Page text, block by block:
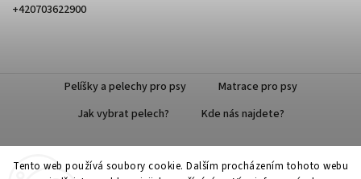
Tento web používá soubory cookie. Dalším procházením tohoto webu
+420703622900
Pelíšky a pelechy pro psy
Matrace pro psy
Jak vybrat pelech?
Kde nás najdete?
Doprava zdarma